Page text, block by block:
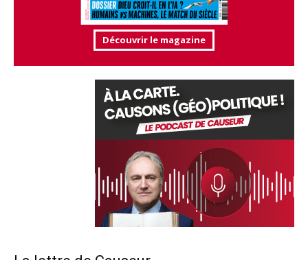
Découvrir le magazine